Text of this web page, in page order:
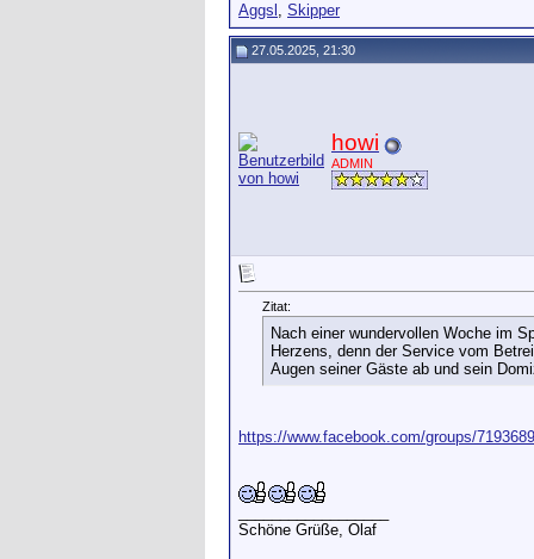
Aggsl , Skipper
27.05.2025, 21:30
howi
ADMIN
Zitat:
Nach einer wundervollen Woche im
Herzens, denn der Service vom
Augen seiner Gäste ab und sein
https://www.facebook.com/groups/
Schöne Grüße, Olaf